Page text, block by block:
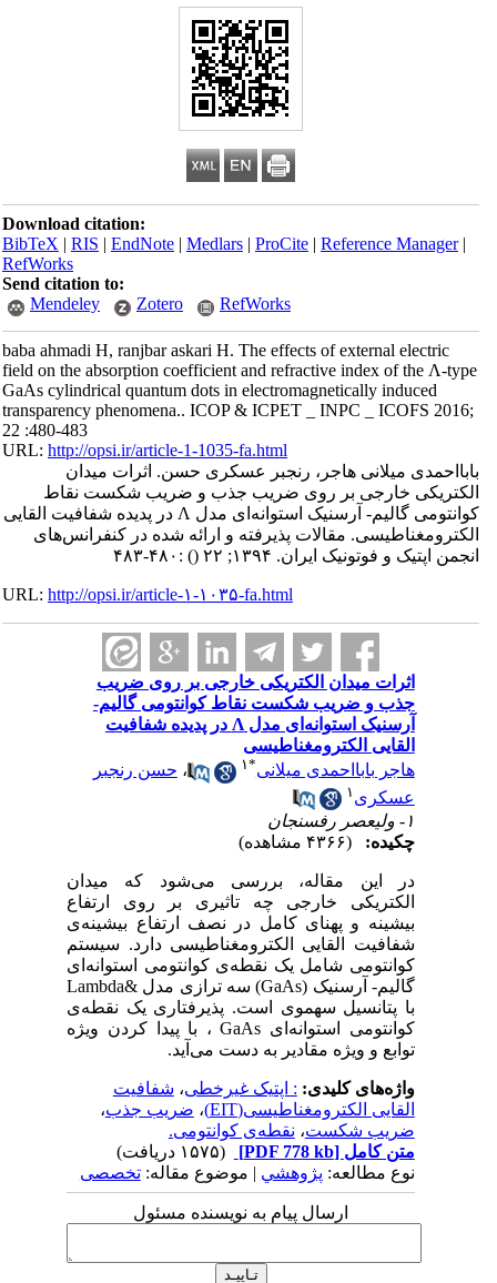
Download citation:
BibTeX|RIS|EndNote|Medlars|ProCite|Reference Manager
RefWorks
Send citation to:
Mendeley
Zotero RefWorks
baba ahmadi H, ranjbar askari H. The effects of external electric
field on the absorption coefficient and refractive index of the Λ-type
GaAs cylindrical quantum dots in electromagnetically induced
transparency phenomena.. ICOP & ICPET _ INPC _ ICOFS 2016;
22 :480-483
URL:http://opsi.ir/article-1-1035-fa.html
بابااحمدی میلانی هاجر، رنجبر عسکری حسن. اثرات میدان‌
الکتریکی خارجی بر روی ضریب جذب و ضریب شکست نقاط
کوانتومی گالیم- آرسنیک استوانه‌ای مدل Λ در پدیده شفافیت القایی
الکترومغناطیسی. مقالات پذیرفته و ارائه شده در کنفرانس‌های
انجمن اپتیک و فوتونیک ایران. ۱۳۹۴; ۲۲
() :۴۸۰-۴۸۳
URL:http://opsi.ir/article-۱-۱۰۳۵-fa.html
اثرات میدان‌ الکتریکی خارجی بر روی ضریب
جذب و ضریب شکست نقاط کوانتومی گالیم-
آرسنیک استوانه‌ای مدل Λ در پدیده شفافیت
القایی الکترومغناطیسی
هاجر بابااحمدی میلانی
۱ ،حسن رنجبر
عسکری
چکیده:
در این مقاله، بررسی می‌شود که میدان
الکتریکی خارجی چه تاثیری بر روی ارتفاع
بیشینه و پهنای کامل در نصف ارتفاع بیشینه‌‌ی
شفافیت القایی الکترومغناطیسی دارد. سیستم
کوانتومی شامل یک نقطه‌ی کوانتومی استوانه‌ای
گالیم- آرسنیک (GaAs) سه ترازی مدل &Lambda
با پتانسیل سهموی است. پذیرفتاری یک نقطه‌ی
کوانتومی استوانه‌ای GaAs ، با پیدا کردن ویژه
توابع و ویژه مقادیر به دست می‌آید.
واژه‌های کلیدی:: اپتیک غیرخطی،شفافیت
القایی الکترومغناطیسی(EIT)
،ضریب جذب،
ضریب شکست،نقطه‌ی کوانتومی.
متن کامل[PDF 778 kb]
نوع مطالعه:پژوهشي| موضوع مقاله:تخصصی
ارسال پیام به نویسنده مسئول